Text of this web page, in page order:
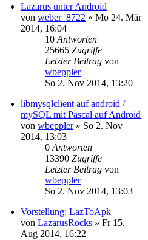
Lazarus unter Android
von weber_8722 » Mo 24. Mär
2014, 16:04
10 Antworten
25665 Zugriffe
Letzter Beitrag von
wbeppler
So 2. Nov 2014, 13:20
libmysqlclient auf android /
mySQL mit Pascal auf Android
von wbeppler» So 2. Nov
2014, 13:03
0 Antworten
13390 Zugriffe
Letzter Beitrag von
wbeppler
So 2. Nov 2014, 13:03
Vorstellung: LazToApk
von LazarusRocks » Fr 15.
Aug 2014, 16:22